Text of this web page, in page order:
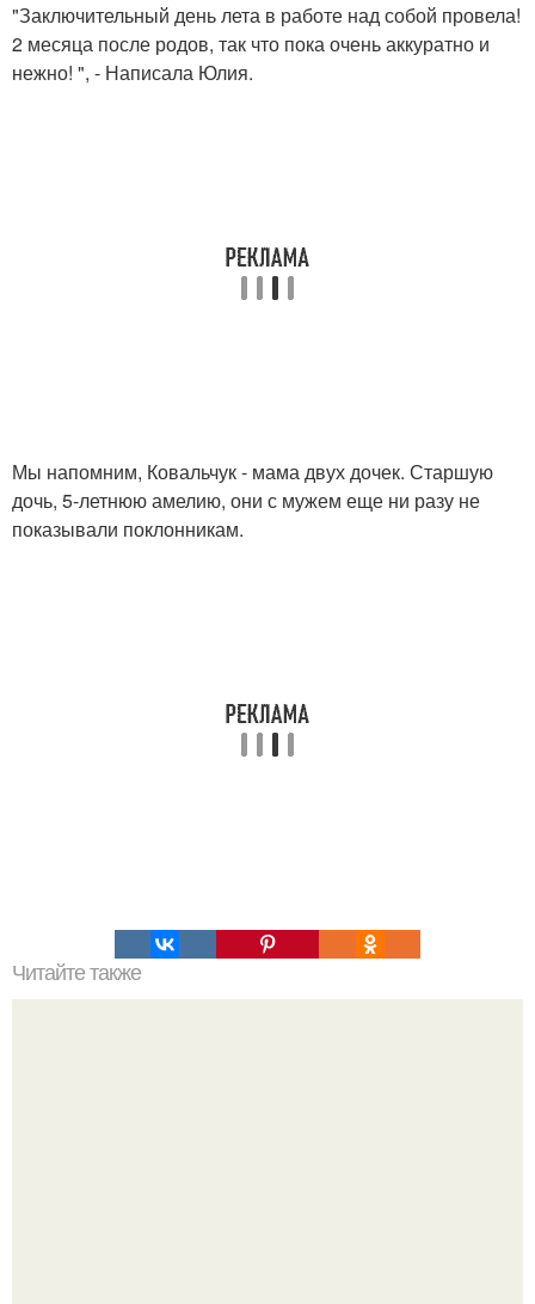
"Заключительный день лета в работе над собой провела!
2 месяца после родов, так что пока очень аккуратно и
нежно! ", - Написала Юлия.
Мы напомним, Ковальчук - мама двух дочек. Старшую
дочь, 5-летнюю амелию, они с мужем еще ни разу не
показывали поклонникам.
Читайте также